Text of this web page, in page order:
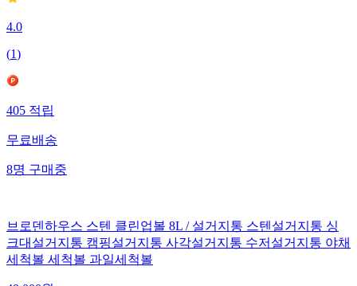
4.0
(1)
405적립
무료배송
8명구매중
브로덴하우스 스텐 클린업볼 8L / 설거지통 스텐설거지통 싱
크대설거지통 캠핑설거지통 사각설거지통 수저설거지통 야채
세척볼 세척볼 과일세척볼